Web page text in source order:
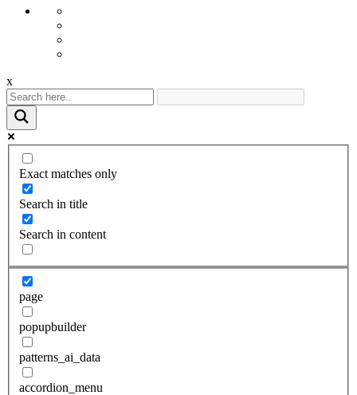
x
Exact matches only
Search in title
Search in content
page
popupbuilder
patterns_ai_data
accordion_menu